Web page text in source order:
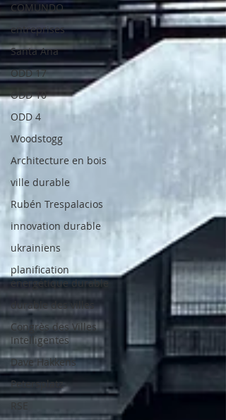
COMUNDO
entreprises
Santa Ana
ODD 17
ODD 10
ODD 4
Woodstogg
Architecture en bois
ville durable
Rubén Trespalacios
innovation durable
ukrainiens
planification
énergétique durable
durable des villes
Congrès des Villes
Intelligentes
Dave Hakkens
Petersplatz
RSE